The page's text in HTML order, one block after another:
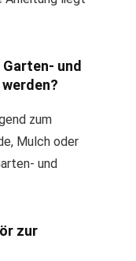
und
zum
Mulch oder
und
zur